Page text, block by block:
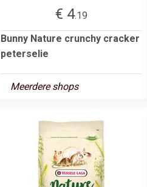
€ 4.19
Bunny Nature crunchy cracker
peterselie
Meerdere shops